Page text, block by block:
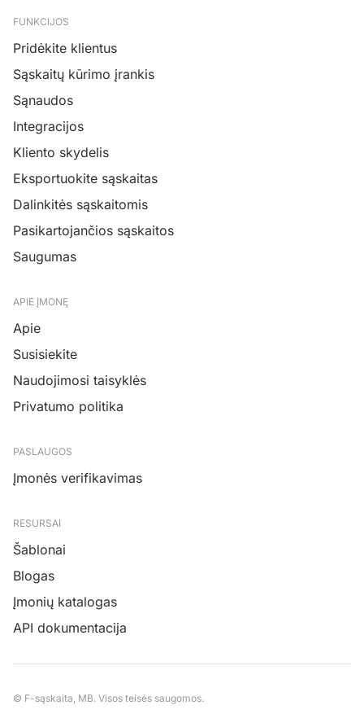
FUNKCIJOS
Pridėkite klientus
Sąskaitų kūrimo įrankis
Sąnaudos
Integracijos
Kliento skydelis
Eksportuokite sąskaitas
Dalinkitės sąskaitomis
Pasikartojančios sąskaitos
Saugumas
APIE ĮMONĘ
Apie
Susisiekite
Naudojimosi taisyklės
Privatumo politika
PASLAUGOS
Įmonės verifikavimas
RESURSAI
Šablonai
Blogas
Įmonių katalogas
API dokumentacija
© F-sąskaita, MB. Visos teisės saugomos.